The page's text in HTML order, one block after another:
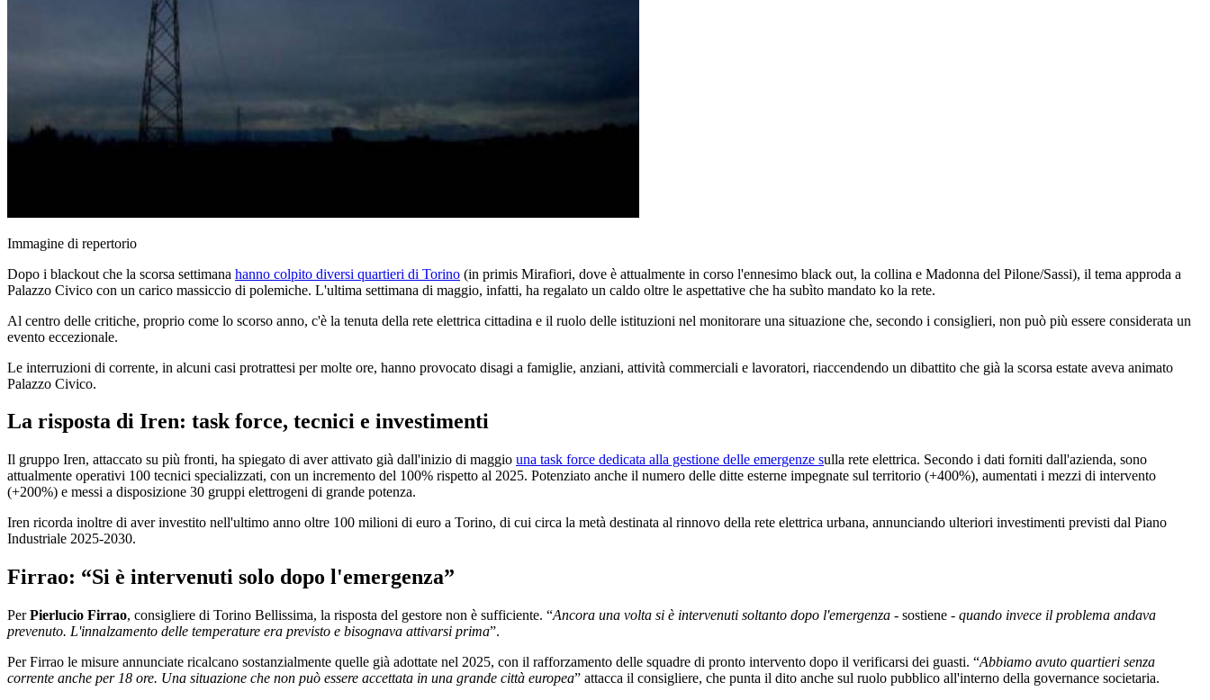
Immagine di repertorio
Dopo i blackout che la scorsa settimana hanno colpito diversi quartieri di Torino (in primis Mirafiori, dove è attualmente in corso l'ennesimo black out, la collina e Madonna del Pilone/Sassi), il tema approda a
Palazzo Civico con un carico massiccio di polemiche. L'ultima settimana di maggio, infatti, ha regalato un caldo oltre le aspettative che ha subìto mandato ko la rete.
Al centro delle critiche, proprio come lo scorso anno, c'è la tenuta della rete elettrica cittadina e il ruolo delle istituzioni nel monitorare una situazione che, secondo i consiglieri, non può più essere considerata un
evento eccezionale.
Le interruzioni di corrente, in alcuni casi protrattesi per molte ore, hanno provocato disagi a famiglie, anziani, attività commerciali e lavoratori, riaccendendo un dibattito che già la scorsa estate aveva animato
Palazzo Civico.
La risposta di Iren: task force, tecnici e investimenti
Il gruppo Iren, attaccato su più fronti, ha spiegato di aver attivato già dall'inizio di maggio una task force dedicata alla gestione delle emergenze sulla rete elettrica. Secondo i dati forniti dall'azienda, sono
attualmente operativi 100 tecnici specializzati, con un incremento del 100% rispetto al 2025. Potenziato anche il numero delle ditte esterne impegnate sul territorio (+400%), aumentati i mezzi di intervento
(+200%) e messi a disposizione 30 gruppi elettrogeni di grande potenza.
Iren ricorda inoltre di aver investito nell'ultimo anno oltre 100 milioni di euro a Torino, di cui circa la metà destinata al rinnovo della rete elettrica urbana, annunciando ulteriori investimenti previsti dal Piano
Industriale 2025-2030.
Firrao: “Si è intervenuti solo dopo l'emergenza”
PerPierlucio Firrao, consigliere di Torino Bellissima, la risposta del gestore non è sufficiente. “Ancora una volta si è intervenuti soltanto dopo l'emergenza - sostiene - quando invece il problema andava
prevenuto. L'innalzamento delle temperature era previsto e bisognava attivarsi prima”.
Per Firrao le misure annunciate ricalcano sostanzialmente quelle già adottate nel 2025, con il rafforzamento delle squadre di pronto intervento dopo il verificarsi dei guasti. “Abbiamo avuto quartieri senza
corrente anche per 18 ore. Una situazione che non può essere accettata in una grande città europea” attacca il consigliere, che punta il dito anche sul ruolo pubblico all'interno della governance societaria.